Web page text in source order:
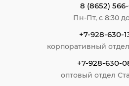
8 (8652)
Пн-Пт, с 8:30
+7-928-630-
корпоративный
+7-928-630-
оптовый отдел